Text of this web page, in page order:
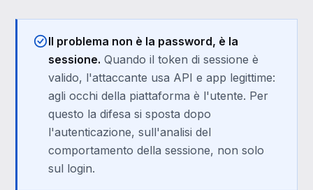
Il problema non è la password, è la
sessione. Quando il token di sessione è
valido, l'attaccante usa API e app legittime:
agli occhi della piattaforma è l'utente. Per
questo la difesa si sposta dopo
l'autenticazione, sull'analisi del
comportamento della sessione, non solo
sul login.